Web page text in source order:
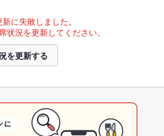
に失敗しました。
状況を更新してください。
を更新する